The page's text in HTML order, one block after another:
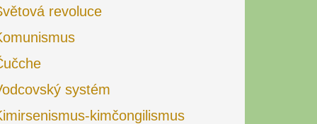
revoluce
systém
kimčongilismus